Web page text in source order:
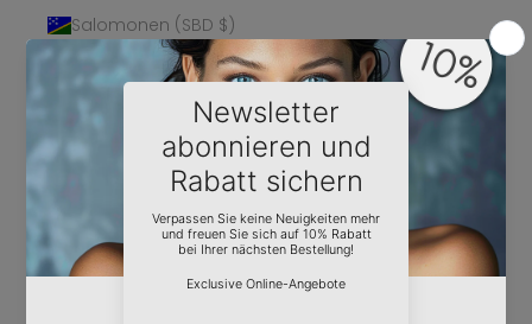
Salomonen (SBD $)
Sambia (EUR €)
Samoa (WST T)
San Marino (EUR €)
São Tomé und
Príncipe (STD Db)
Saudi-Arabien (SAR